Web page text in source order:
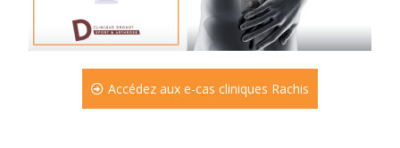
Accédez aux e-cas cliniques Rachis